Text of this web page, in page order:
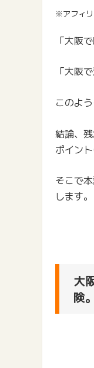
※アフィ
「大阪
「大阪
このよ
結論、
ポイント
そこで
します。
大
険